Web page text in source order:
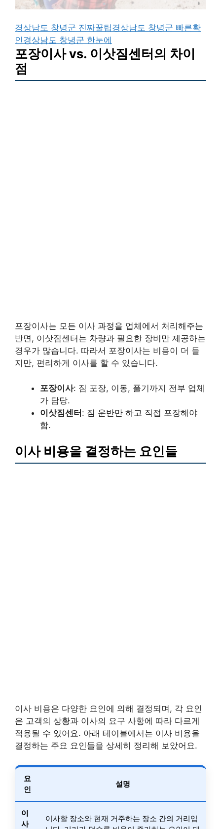
경상남도 창녕군 진짜꿀팁경상남도 창녕군 빠른확
인경상남도 창녕군 한눈에
포장이사 vs. 이삿짐센터의 차이
점
포장이사는 모든 이사 과정을 업체에서 처리해주는
반면, 이삿짐센터는 차량과 필요한 장비만 제공하는
경우가 많습니다. 따라서 포장이사는 비용이 더 들
지만, 편리하게 이사를 할 수 있습니다.
포장이사: 짐 포장, 이동, 풀기까지 전부 업체
가 담당.
이삿짐센터: 짐 운반만 하고 직접 포장해야
함.
이사 비용을 결정하는 요인들
이사 비용은 다양한 요인에 의해 결정되며, 각 요인
은 고객의 상황과 이사의 요구 사항에 따라 다르게
적용될 수 있어요. 아래 테이블에서는 이사 비용을
결정하는 주요 요인들을 상세히 정리해 보았어요.
요
인
설명
이
사
이사할 장소와 현재 거주하는 장소 간의 거리입